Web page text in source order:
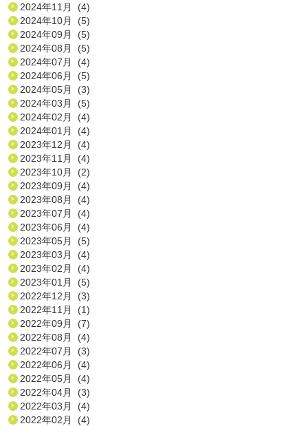
2024年11月 (4)
2024年10月 (5)
2024年09月 (5)
2024年08月 (5)
2024年07月 (4)
2024年06月 (5)
2024年05月 (3)
2024年03月 (5)
2024年02月 (4)
2024年01月 (4)
2023年12月 (4)
2023年11月 (4)
2023年10月 (2)
2023年09月 (4)
2023年08月 (4)
2023年07月 (4)
2023年06月 (4)
2023年05月 (5)
2023年03月 (4)
2023年02月 (4)
2023年01月 (5)
2022年12月 (3)
2022年11月 (1)
2022年09月 (7)
2022年08月 (4)
2022年07月 (3)
2022年06月 (4)
2022年05月 (4)
2022年04月 (3)
2022年03月 (4)
2022年02月 (4)